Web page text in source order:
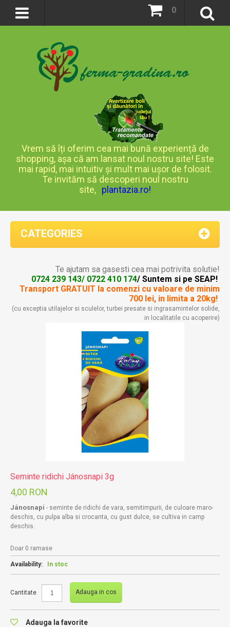
0
Vrem să îți oferim cea mai bună experiență de
shopping, așa că am lansat noul nostru site! Este
mai rapid, mai intuitiv și mult mai ușor de folosit.
Te invităm să descoperi noul nostru
site, plantazia.ro!
CATEGORIES
Te ajutam sa gasesti cea mai potrivita solutie!
0724 239 143/ 0722 410 174/ Suntem si pe SEAP!
Transport GRATUIT la comenzi cu valoare de minim
700 lei, in limita a 20kg!
(cu exceptia utilajelor si sculelor, turbei presate si ingrasamintelor solide,
in localitatile cu acoperire)
Seminte ridichi Jánosnapi 3g
4,00 RON
Jánosnapi - seminte de ridichi de vara, semitimpurii, de culoare maro-
deschis, cu pulpa alba si crocanta, cu gust dulce, se cultiva in camp
deschis.
Doar 0 ramase
Availability: In stoc
Cantitate Adauga in cos
Adauga la favorite